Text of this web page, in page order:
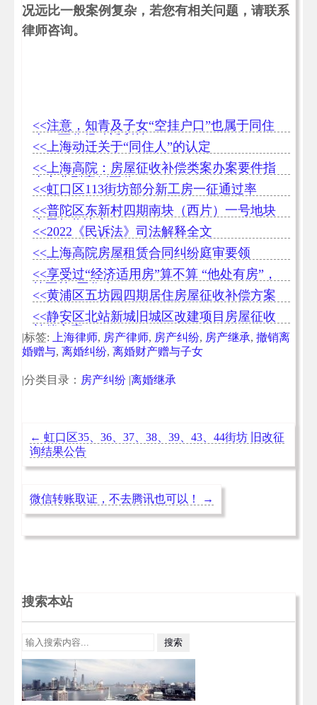
况远比一般案例复杂，若您有相关问题，请联系
律师咨询。
<<注意，知青及子女“空挂户口”也属于同住
人，可分得动迁利益
<<上海动迁关于“同住人”的认定
<<上海高院：房屋征收补偿类案办案要件指
南之典型案例要览
<<虹口区113街坊部分新工房一征通过率
95.12%
<<普陀区东新村四期南块（西片）一号地块
房屋征收决定
<<2022《民诉法》司法解释全文
<<上海高院房屋租赁合同纠纷庭审要领
<<享受过“经济适用房”算不算 “他处有房”，
算不算“同住人”
<<黄浦区五坊园四期居住房屋征收补偿方案
<<静安区北站新城旧城区改建项目房屋征收
补偿方案
|标签: 上海律师, 房产律师, 房产纠纷, 房产继承, 撤销离
婚赠与, 离婚纠纷, 离婚财产赠与子女
|分类目录： 房产纠纷 |离婚继承
← 虹口区35、36、37、38、39、43、44街坊 旧改征
询结果公告
微信转账取证，不去腾讯也可以！ →
搜索本站